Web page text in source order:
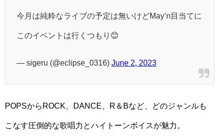
今月は純粋なライブの予定は無いけどMay’n目当てに
このイベントは行くつもり😊
— sigeru (@eclipse_0316) June 2, 2023
POPSからROCK、DANCE、R＆Bなど、どのジャンルも
こなす圧倒的な歌唱力とハイトーンボイスが魅力。